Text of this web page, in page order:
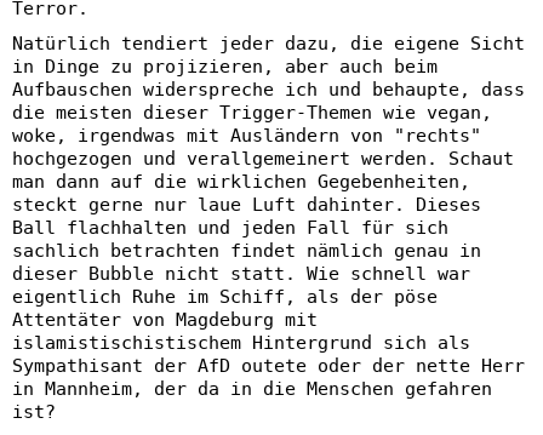
Terror.
Natürlich tendiert jeder dazu, die eigene Sicht
in Dinge zu projizieren, aber auch beim
Aufbauschen widerspreche ich und behaupte, dass
die meisten dieser Trigger-Themen wie vegan,
woke, irgendwas mit Ausländern von "rechts"
hochgezogen und verallgemeinert werden. Schaut
man dann auf die wirklichen Gegebenheiten,
steckt gerne nur laue Luft dahinter. Dieses
Ball flachhalten und jeden Fall für sich
sachlich betrachten findet nämlich genau in
dieser Bubble nicht statt. Wie schnell war
eigentlich Ruhe im Schiff, als der pöse
Attentäter von Magdeburg mit
islamistischistischem Hintergrund sich als
Sympathisant der AfD outete oder der nette Herr
in Mannheim, der da in die Menschen gefahren
ist?